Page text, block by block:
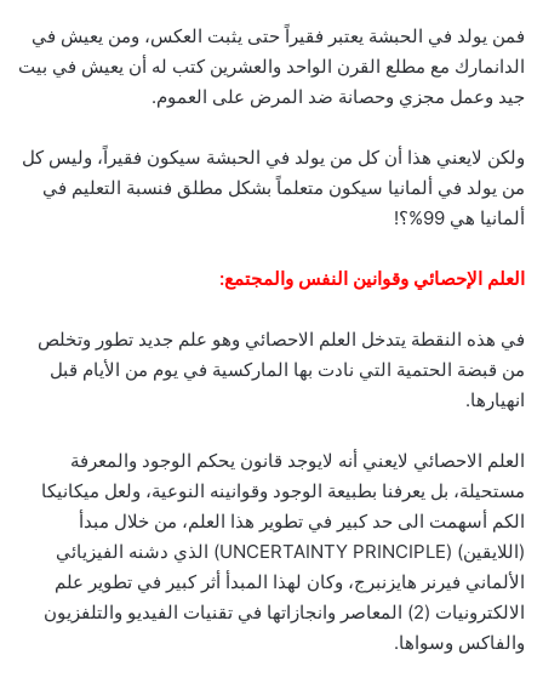
فمن يولد في الحبشة يعتبر فقيراً حتى يثبت العكس، ومن يعيش في
الدانمارك مع مطلع القرن الواحد والعشرين كتب له أن يعيش في بيت
جيد وعمل مجزي وحصانة ضد المرض على العموم.
ولكن لايعني هذا أن كل من يولد في الحبشة سيكون فقيراً، وليس كل
من يولد في ألمانيا سيكون متعلماً بشكل مطلق فنسبة التعليم في
ألمانيا هي 99%؟!
العلم الإحصائي وقوانين النفس والمجتمع:
في هذه النقطة يتدخل العلم الاحصائي وهو علم جديد تطور وتخلص
من قبضة الحتمية التي نادت بها الماركسية في يوم من الأيام قبل
انهيارها.
العلم الاحصائي لايعني أنه لايوجد قانون يحكم الوجود والمعرفة
مستحيلة، بل يعرفنا بطبيعة الوجود وقوانينه النوعية، ولعل ميكانيكا
الكم أسهمت الى حد كبير في تطوير هذا العلم، من خلال مبدأ
(اللايقين) (UNCERTAINTY PRINCIPLE) الذي دشنه الفيزيائي
الألماني فيرنر هايزنبرج، وكان لهذا المبدأ أثر كبير في تطوير علم
الالكترونيات (2) المعاصر وانجازاتها في تقنيات الفيديو والتلفزيون
والفاكس وسواها.